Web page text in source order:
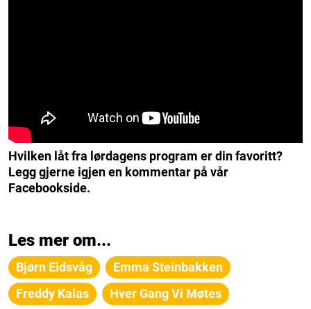
Hvilken låt fra lørdagens program er din favoritt?
Legg gjerne igjen en kommentar på vår
Facebookside.
Les mer om...
Bjørn Eidsvåg
Emma Steinbakken
Freddy Kalas
Hver Gang Vi Møtes